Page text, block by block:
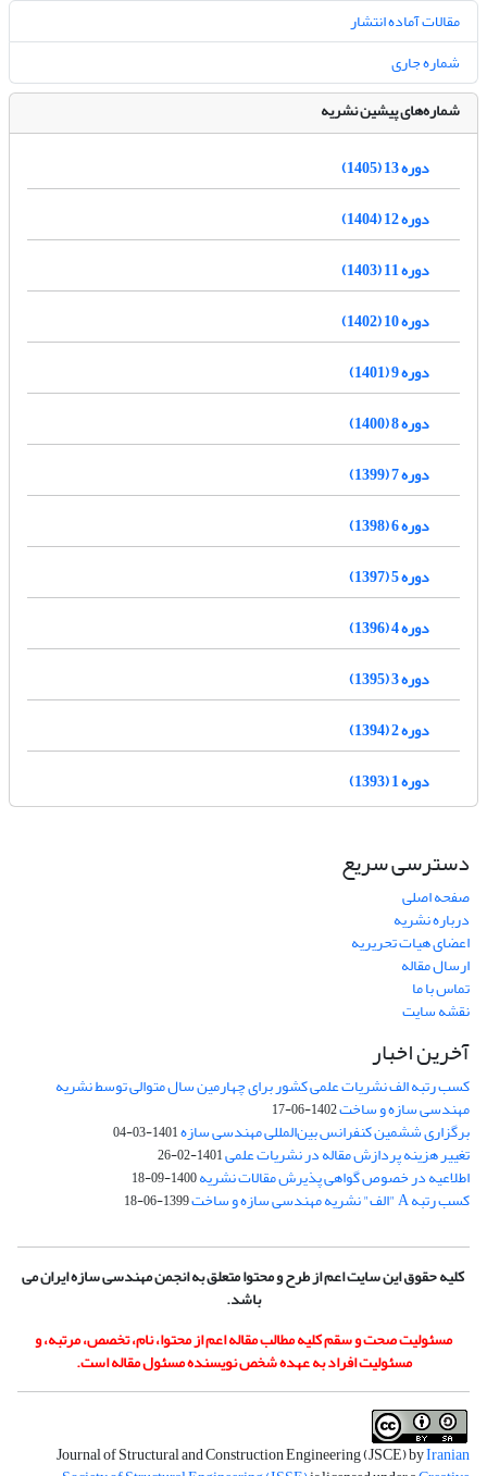
مقالات آماده انتشار
شماره جاری
شماره‌های پیشین نشریه
دوره 13 (1405)
دوره 12 (1404)
دوره 11 (1403)
دوره 10 (1402)
دوره 9 (1401)
دوره 8 (1400)
دوره 7 (1399)
دوره 6 (1398)
دوره 5 (1397)
دوره 4 (1396)
دوره 3 (1395)
دوره 2 (1394)
دوره 1 (1393)
دسترسی سریع
صفحه اصلی
درباره نشریه
اعضای هیات تحریریه
ارسال مقاله
تماس با ما
نقشه سایت
آخرین اخبار
کسب رتبه الف نشریات علمی کشور برای چهارمین سال متوالی توسط نشریه
مهندسی سازه و ساخت1402-06-17
برگزاری ششمین کنفرانس بین‌المللی مهندسی سازه1401-03-04
تغییر هزینه پردازش مقاله در نشریات علمی1401-02-26
اطلاعیه در خصوص گواهی پذیرش مقالات نشریه1400-09-18
کسب رتبه A "الف" نشریه مهندسی سازه و ساخت 1399-06-18
کلیه حقوق این سایت اعم از طرح و محتوا متعلق به انجمن مهندسی سازه ایران می
باشد.
مسئولیت صحت و سقم کلیه مطالب مقاله اعم از محتوا، نام، تخصص، مرتبه، و
مسئولیت افراد به عهده شخص نویسنده مسئول مقاله است.
Journal of Structural and Construction Engineering (JSCE) byIranian